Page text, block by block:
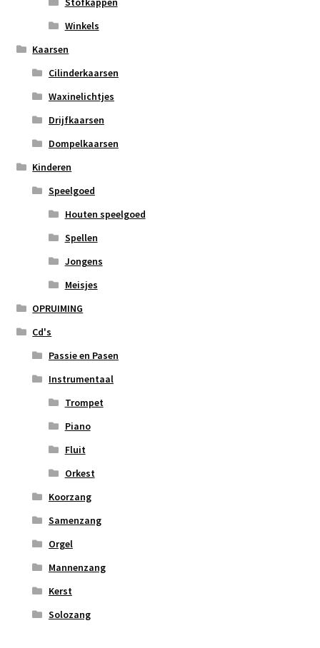
Winkels
Kaarsen
Cilinderkaarsen
Waxinelichtjes
Drijfkaarsen
Dompelkaarsen
Kinderen
Speelgoed
Houten speelgoed
Spellen
Jongens
Meisjes
OPRUIMING
Cd's
Passie en Pasen
Instrumentaal
Trompet
Piano
Fluit
Orkest
Koorzang
Samenzang
Orgel
Mannenzang
Kerst
Solozang